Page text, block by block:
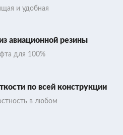
и удобная
авиационной резины
для 100%
по всей конструкции
в любом